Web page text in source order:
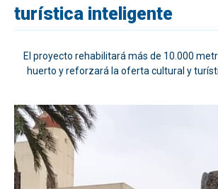
turística inteligente
El proyecto rehabilitará más de 10.000
huerto y reforzará la oferta cultural y